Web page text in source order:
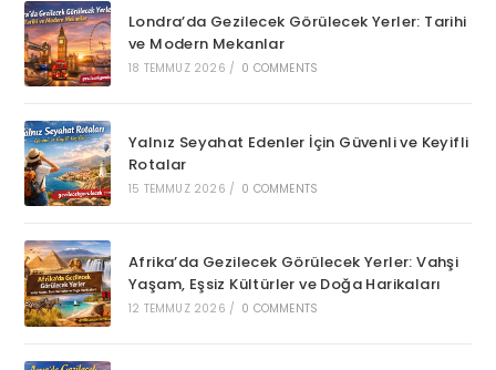
Londra’da Gezilecek Görülecek Yerler: Tarihi
ve Modern Mekanlar
18 TEMMUZ 2026 / 0 COMMENTS
Yalnız Seyahat Edenler İçin Güvenli ve Keyifli
Rotalar
15 TEMMUZ 2026 / 0 COMMENTS
Afrika’da Gezilecek Görülecek Yerler: Vahşi
Yaşam, Eşsiz Kültürler ve Doğa Harikaları
12 TEMMUZ 2026 / 0 COMMENTS